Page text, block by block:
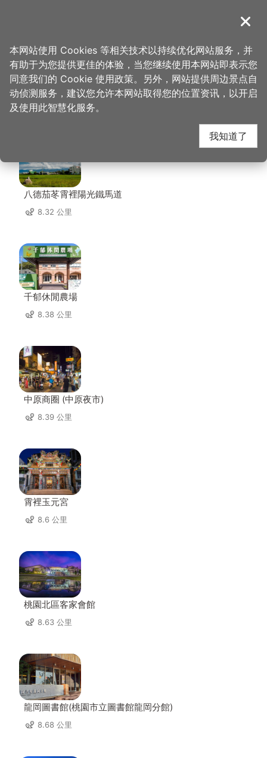
導覽
首页 > 想去的地方 > 住宿 > 太客旅店
太客旅店 周边景点
八德茄苳霄裡陽光鐵馬道
8.32 公里
千郁休閒農場
8.38 公里
中原商圈 (中原夜市)
8.39 公里
霄裡玉元宮
8.6 公里
桃園北區客家會館
8.63 公里
龍岡圖書館(桃園市立圖書館龍岡分館)
8.68 公里
关闭
本网站使用 Cookies 等相关技术以持续优化网站服务，并
有助于为您提供更佳的体验，当您继续使用本网站即表示您
同意我们的 Cookie 使用政策。另外，网站提供周边景点自
动侦测服务，建议您允许本网站取得您的位置资讯，以开启
及使用此智慧化服务。
我知道了